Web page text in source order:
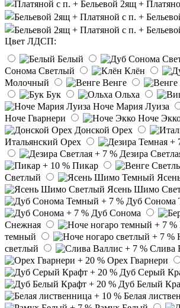
Цвет ЛДСП:
Белый
Сонома Светлый
Клён
Молочный
Венге
Бук
Ольха
Ноче Мария Луиза
Ноче Гварнери
Ноче
Донской Орех
Итальянский Орех
Дезира
Пикар
Светлый
Ясень Шимо
Дуб Сонома
Дуб Сонома
Снежная
темный
светлый
Слива
Орех Гварнери
Дуб Серый
Дуб Белый
Белая